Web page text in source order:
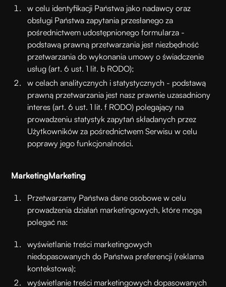
w celu identyfikacji Państwa jako nadawcy oraz
obsługi Państwa zapytania przesłanego za
pośrednictwem udostępnionego formularza -
podstawą prawną przetwarzania jest niezbędność
przetwarzania do wykonania umowy o świadczenie
usług (art. 6 ust. 1 lit. b RODO);
w celach analitycznych i statystycznych - podstawą
prawną przetwarzania jest nasz prawnie uzasadniony
interes (art. 6 ust. 1 lit. f RODO) polegający na
prowadzeniu statystyk zapytań składanych przez
Użytkowników za pośrednictwem Serwisu w celu
poprawy jego funkcjonalności.
MarketingMarketing
Przetwarzamy Państwa dane osobowe w celu
prowadzenia działań marketingowych, które mogą
polegać na:
wyświetlanie treści marketingowych
niedopasowanych do Państwa preferencji (reklama
kontekstowa);
wyświetlanie treści marketingowych dopasowanych